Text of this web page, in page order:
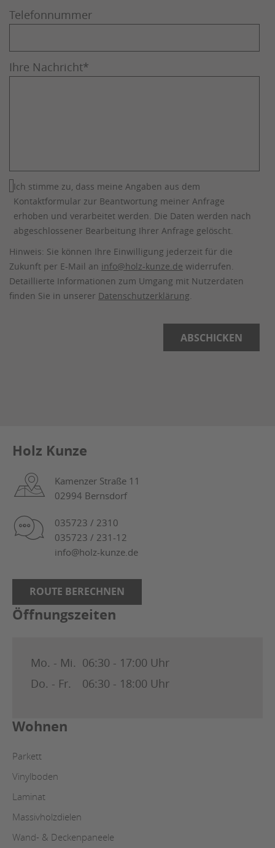
Telefonnummer
Ihre Nachricht*
Ich stimme zu, dass meine Angaben aus dem
Kontaktformular zur Beantwortung meiner Anfrage
erhoben und verarbeitet werden. Die Daten werden nach
abgeschlossener Bearbeitung Ihrer Anfrage gelöscht.
Hinweis: Sie können Ihre Einwilligung jederzeit für die
Zukunft per E-Mail an info@holz-kunze.de widerrufen.
Detaillierte Informationen zum Umgang mit Nutzerdaten
finden Sie in unserer Datenschutzerklärung.
Holz Kunze
Kamenzer Straße 11
02994 Bernsdorf
035723 / 2310
035723 / 231-12
info@holz-kunze.de
ROUTE BERECHNEN
Öffnungszeiten
Mo. - Mi. 06:30 - 17:00 Uhr
Do. - Fr.
06:30 - 18:00 Uhr
Wohnen
Parkett
Vinylboden
Laminat
Massivholzdielen
Wand- & Deckenpaneele